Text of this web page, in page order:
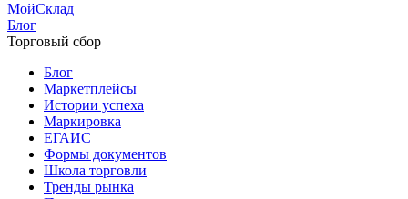
МойСклад
Блог
Торговый сбор
Блог
Маркетплейсы
Истории успеха
Маркировка
ЕГАИС
Формы документов
Школа торговли
Тренды рынка